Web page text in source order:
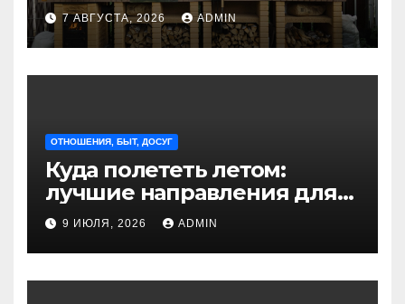
идеальное решение для
отдыха на природе
7 АВГУСТА, 2026 ADMIN
ОТНОШЕНИЯ, БЫТ, ДОСУГ
Куда полететь летом:
лучшие направления для
отдыха из Санкт-
Петербурга
9 ИЮЛЯ, 2026 ADMIN